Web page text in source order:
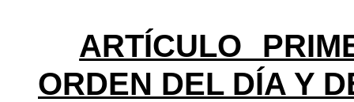
ARTÍCULO
ORDEN DEL DÍA Y